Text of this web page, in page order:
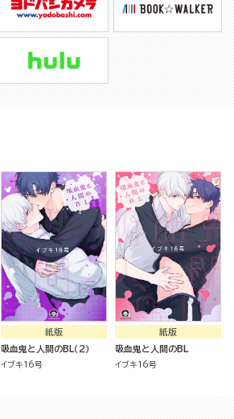
紙版
吸血鬼と人間のBL（２）
イブキ16号
紙版
吸血鬼と人間のBL
イブキ16号